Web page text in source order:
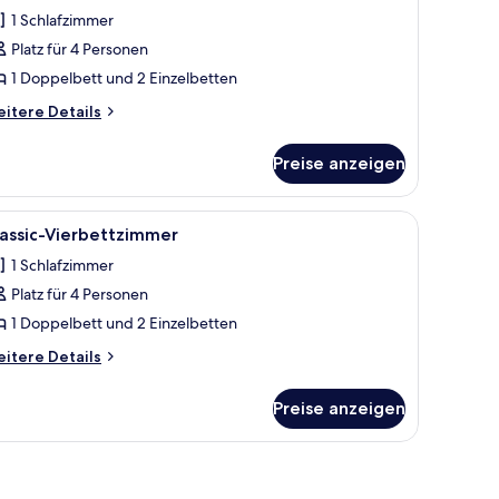
1 Schlafzimmer
Platz für 4 Personen
1 Doppelbett und 2 Einzelbetten
Details
Preise anzeigen
einem Holzkleiderschrank, einem Tisch und einem Stuhl.
Ein Hotelzimmer mit Sofa, Bett, kleinem
14 Vierbettzimmer
1 Schlafzimmer
Platz für 4 Personen
1 Doppelbett und 2 Einzelbetten
Details
Preise anzeigen
Balkon mit Bergblick.
Tisch, Spiegel, Badezimmer mit Waschbecken und Toilette sowie einem